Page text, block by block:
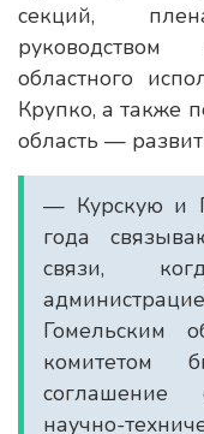
секций,
руководством
областного
Крупко, а также
область —
— Курскую и
года
связи,
Гомельским
комитетом
соглашение
научно-